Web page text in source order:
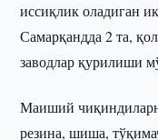
иссиқлик оладиган
Самарқандда 2 та,
заводлар қурилиши
Маиший
резина, шиша,